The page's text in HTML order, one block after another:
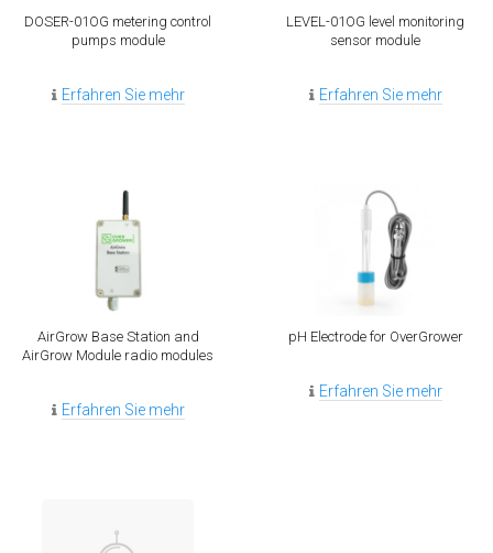
DOSER-01OG metering control
pumps module
Erfahren Sie mehr
LEVEL-01OG level monitoring
sensor module
Erfahren Sie mehr
AirGrow Base Station and
AirGrow Module radio modules
Erfahren Sie mehr
pH Electrode for OverGrower
Erfahren Sie mehr